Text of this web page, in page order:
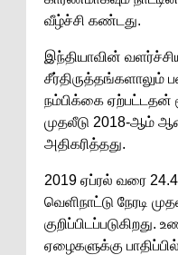
வீழ்ச்சி கண்டது.
இந்தியாவின்
சீர்திருத்தங்களாலும்
நம்பிக்கை ஏற்பட்டதன்
முதலீடு 2018-ஆம்
அதிகரித்தது.
2019 ஏப்ரல் வரை
வெளிநாட்டு நேரடி
குறிப்பிடப்படுகிறது.
ஏழைகளுக்கு